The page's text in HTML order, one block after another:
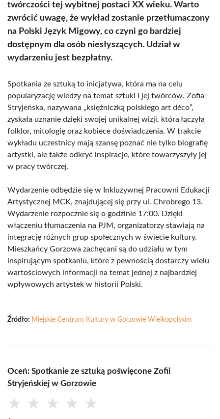
twórczości tej wybitnej postaci XX wieku. Warto
zwrócić uwagę, że wykład zostanie przetłumaczony
na Polski Język Migowy, co czyni go bardziej
dostępnym dla osób niesłyszących. Udział w
wydarzeniu jest bezpłatny.
Spotkania ze sztuką to inicjatywa, która ma na celu
popularyzację wiedzy na temat sztuki i jej twórców. Zofia
Stryjeńska, nazywana „księżniczką polskiego art déco”,
zyskała uznanie dzięki swojej unikalnej wizji, która łączyła
folklor, mitologię oraz kobiece doświadczenia. W trakcie
wykładu uczestnicy mają szansę poznać nie tylko biografię
artystki, ale także odkryć inspiracje, które towarzyszyły jej
w pracy twórczej.
Wydarzenie odbędzie się w Inkluzywnej Pracowni Edukacji
Artystycznej MCK, znajdującej się przy ul. Chrobrego 13.
Wydarzenie rozpocznie się o godzinie 17:00. Dzięki
włączeniu tłumaczenia na PJM, organizatorzy stawiają na
integrację różnych grup społecznych w świecie kultury.
Mieszkańcy Gorzowa zachęcani są do udziału w tym
inspirującym spotkaniu, które z pewnością dostarczy wielu
wartościowych informacji na temat jednej z najbardziej
wpływowych artystek w historii Polski.
Źródło: Miejskie Centrum Kultury w Gorzowie Wielkopolskim
Oceń: Spotkanie ze sztuką poświęcone Zofii
Stryjeńskiej w Gorzowie
★ ★ ★ ★ ★